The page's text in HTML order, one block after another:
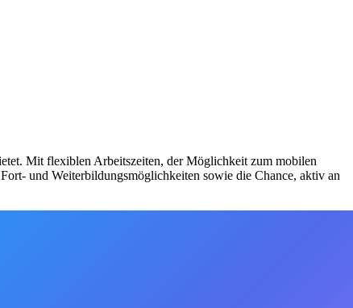
Mit flexiblen Arbeitszeiten, der Möglichkeit zum mobilen
und Weiterbildungsmöglichkeiten sowie die Chance, aktiv an